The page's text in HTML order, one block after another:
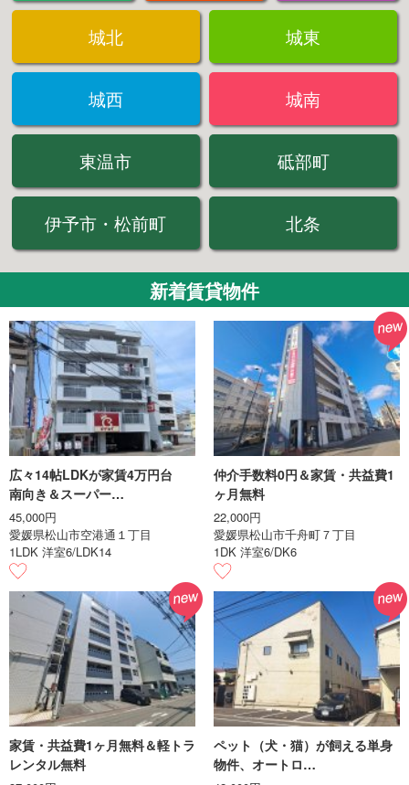
城北 城東
城西 城南
東温市 砥部町
伊予市・松前町 北条
新着賃貸物件
広々14帖LDKが家賃4万円台
南向き＆スーパー…
45,000円
愛媛県松山市空港通１丁目
1LDK 洋室6/LDK14
仲介手数料0円＆家賃・共益費1
ヶ月無料
22,000円
愛媛県松山市千舟町７丁目
1DK 洋室6/DK6
家賃・共益費1ヶ月無料＆軽トラ
レンタル無料
ペット（犬・猫）が飼える単身
物件、オートロ…